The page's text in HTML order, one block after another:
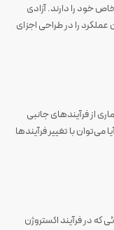
خود را دارند. آزادی
را در طراحی اجزای
از فرآیندهای جانبی
می‌توان با تغییر فرآیندها
در فرآیند اکستروژن